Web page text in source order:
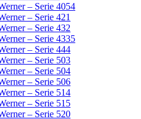
– Serie 4054
– Serie 421
– Serie 432
– Serie 4335
– Serie 444
– Serie 503
– Serie 504
– Serie 506
– Serie 514
– Serie 515
– Serie 520